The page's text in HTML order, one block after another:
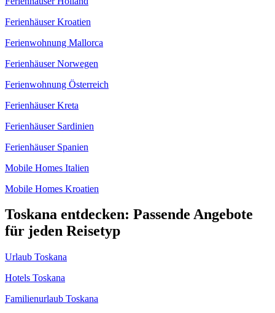
Ferienhäuser Kroatien
Ferienwohnung Mallorca
Ferienhäuser Norwegen
Ferienwohnung Österreich
Ferienhäuser Kreta
Ferienhäuser Sardinien
Ferienhäuser Spanien
Mobile Homes Italien
Mobile Homes Kroatien
Toskana entdecken: Passende Angebote
für jeden Reisetyp
Urlaub Toskana
Hotels Toskana
Familienurlaub Toskana